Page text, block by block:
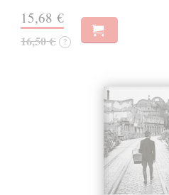
15,68 €
16,50 € ?